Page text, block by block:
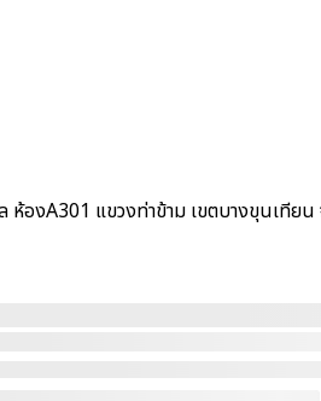
องA301 แขวงท่าข้าม เขตบางขุนเทีย